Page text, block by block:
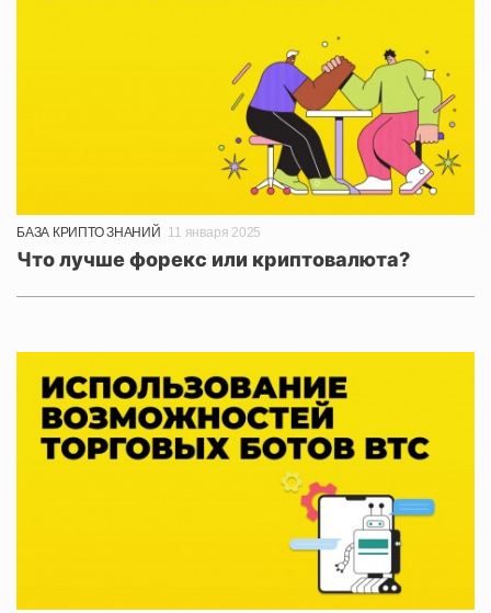
БАЗА КРИПТО ЗНАНИЙ 11 января 2025
Что лучше форекс или криптовалюта?